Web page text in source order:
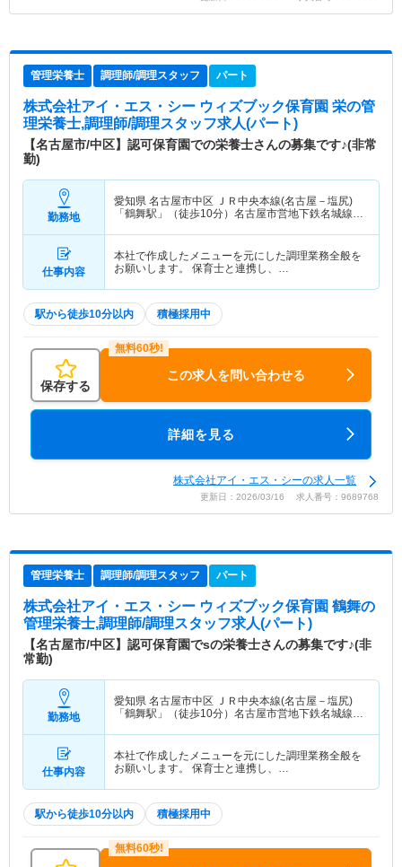
管理栄養士 調理師/調理スタッフ パート
株式会社アイ・エス・シー ウィズブック保育園 栄の管
理栄養士,調理師/調理スタッフ求人(パート)
【名古屋市/中区】認可保育園での栄養士さんの募集です♪(非常
勤)
勤務地
愛知県 名古屋市中区 ＪＲ中央本線(名古屋－塩尻)
「鶴舞駅」（徒歩10分）名古屋市営地下鉄名城線
仕事内容
本社で作成したメニューを元にした調理業務全般を
お願いします。 保育士と連携し、…
駅から徒歩10分以内 積極採用中
保存する
この求人を問い合わせる
詳細を見る
株式会社アイ・エス・シーの求人一覧
更新日：2026/03/16 求人番号：9689768
管理栄養士 調理師/調理スタッフ パート
株式会社アイ・エス・シー ウィズブック保育園 鶴舞の
管理栄養士,調理師/調理スタッフ求人(パート)
【名古屋市/中区】認可保育園でsの栄養士さんの募集です♪(非
常勤)
勤務地
愛知県 名古屋市中区 ＪＲ中央本線(名古屋－塩尻)
「鶴舞駅」（徒歩10分）名古屋市営地下鉄名城線
仕事内容
本社で作成したメニューを元にした調理業務全般を
お願いします。 保育士と連携し、…
駅から徒歩10分以内 積極採用中